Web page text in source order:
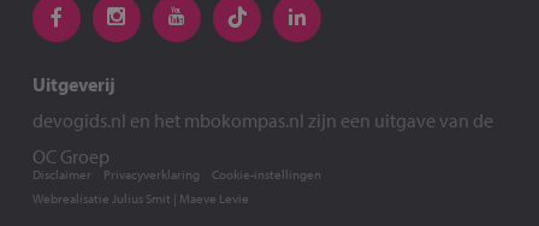
Uitgeverij
devogids.nl en het mbokompas.nl zijn een uitgave van de
OC Groep
Webrealisatie Julius Smit | Maeve Levie
Disclaimer Privacyverklaring Cookie-instellingen